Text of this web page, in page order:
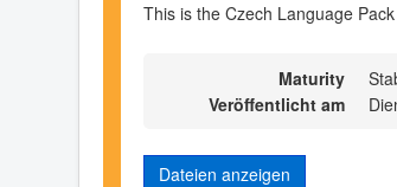
This is the Czech Language
Maturity
Veröffentlicht am
Dateien anzeigen